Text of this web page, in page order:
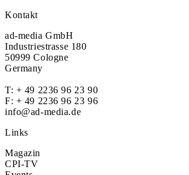
Kontakt
ad-media GmbH
Industriestrasse 180
50999 Cologne
Germany
T: + 49 2236 96 23 90
F: + 49 2236 96 23 96
info@ad-media.de
Links
Magazin
CPI-TV